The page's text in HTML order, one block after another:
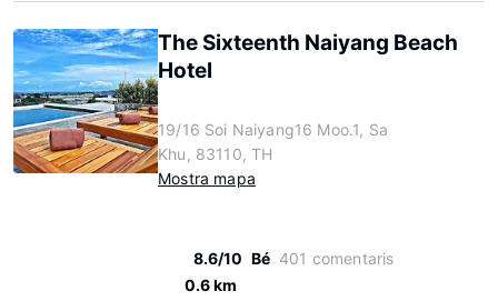
The Sixteenth Naiyang Beach
Hotel
19/16 Soi Naiyang16 Moo.1, Sa
Khu, 83110, TH
Mostra mapa
8.6/10 Bé 401 comentaris
0.6 km